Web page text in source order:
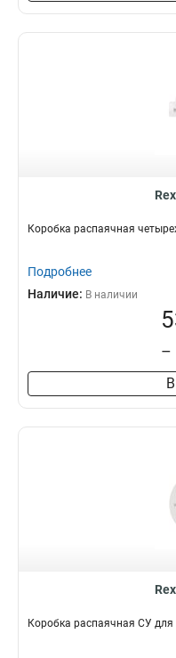
Коробка распаячная
Подробнее
Наличие: В наличии
–
Коробка распаячная СУ